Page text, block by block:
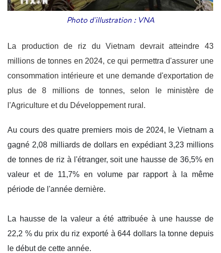
Photo d'illustration : VNA
La production de riz du Vietnam devrait atteindre 43
millions de tonnes en 2024, ce qui permettra d'assurer une
consommation intérieure et une demande d'exportation de
plus de 8 millions de tonnes, selon le ministère de
l'Agriculture et du Développement rural.
Au cours des quatre premiers mois de 2024, le Vietnam a
gagné 2,08 milliards de dollars en expédiant 3,23 millions
de tonnes de riz à l'étranger, soit une hausse de 36,5% en
valeur et de 11,7% en volume par rapport à la même
période de l'année dernière.
La hausse de la valeur a été attribuée à une hausse de
22,2 % du prix du riz exporté à 644 dollars la tonne depuis
le début de cette année.